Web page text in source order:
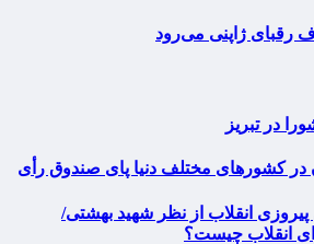
رقبای ژاپنی می‌رود
در تبریز
در کشورهای مختلف دنیا پای صندوق رأی
انقلاب از نظر شهید بهشتی/
انقلاب چیست؟